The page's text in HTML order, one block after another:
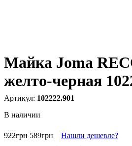
Майка Joma
желто-черная
102222.901
В наличии
922грн 589грн Нашли дешевле?